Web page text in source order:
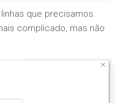
que precisamos.
complicado, mas não